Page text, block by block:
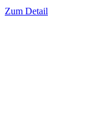
Zum Detail